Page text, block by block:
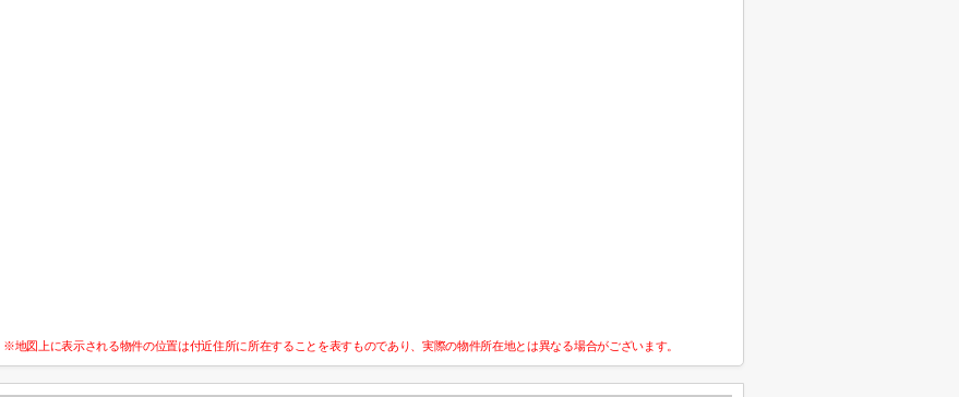
※地図上に表示される物件の位置は付近住所に所在することを表すものであり、実際の物件所在地とは異なる場合がございます。